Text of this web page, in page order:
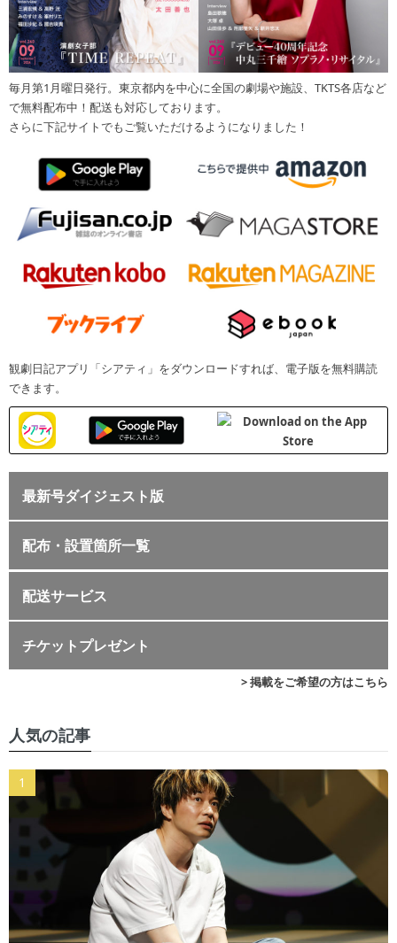
毎月第1月曜日発行。東京都内を中心に全国の劇場や施設、TKTS各店など
で無料配布中！配送も対応しております。
さらに下記サイトでもご覧いただけるようになりました！
観劇日記アプリ「シアティ」をダウンロードすれば、電子版を無料購読
できます。
最新号ダイジェスト版
配布・設置箇所一覧
配送サービス
チケットプレゼント
> 掲載をご希望の方はこちら
人気の記事